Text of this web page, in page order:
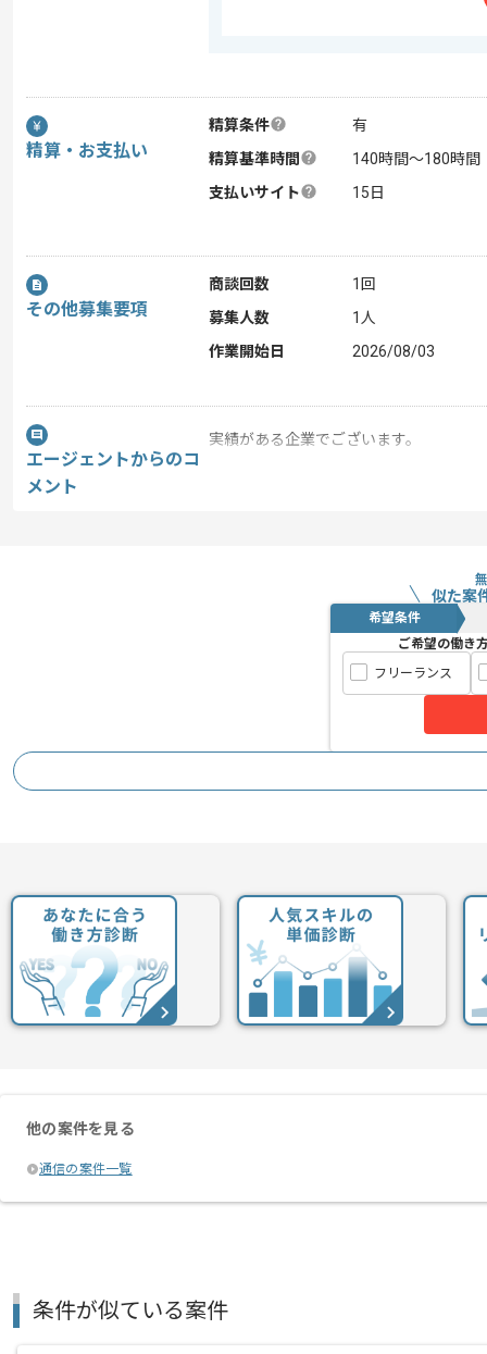
精算・お支払い
精算条件
有
精算基準時間
140時間〜180時間
支払いサイト
15日
その他募集要項
商談回数
1回
募集人数
1人
作業開始日
2026/08/03
エージェントからのコ
メント
実績がある企業でございます。
れたい方や長期的に参画されたい方に
基本的にはリモート作業を見込んでおり
似た案
希望条件
ご希望の働き
フリーランス
他の案件を見る
通信の案件一覧
条件が似ている案件